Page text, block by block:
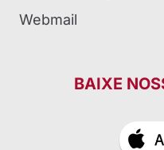
Webmail
BAIXE